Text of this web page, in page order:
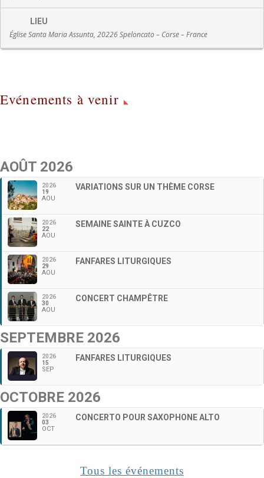
LIEU
Église Santa Maria Assunta, 20226 Speloncato – Corse – France
Evénements à venir
AOÛT 2026
2026
19
AOU
VARIATIONS SUR UN THÈME CORSE
2026
22
AOU
SEMAINE SAINTE À CUZCO
2026
29
AOU
FANFARES LITURGIQUES
2026
30
AOU
CONCERT CHAMPÊTRE
SEPTEMBRE 2026
2026
15
SEP
FANFARES LITURGIQUES
OCTOBRE 2026
2026
03
OCT
CONCERTO POUR SAXOPHONE ALTO
Tous les événements